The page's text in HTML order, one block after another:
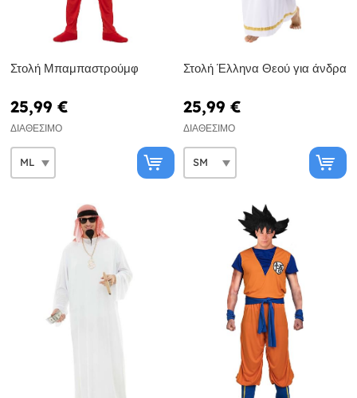
Στολή Μπαμπαστρούμφ
25,99 €
ΔΙΑΘΈΣΙΜΟ
Στολή Έλληνα Θεού για άνδρα
25,99 €
ΔΙΑΘΈΣΙΜΟ